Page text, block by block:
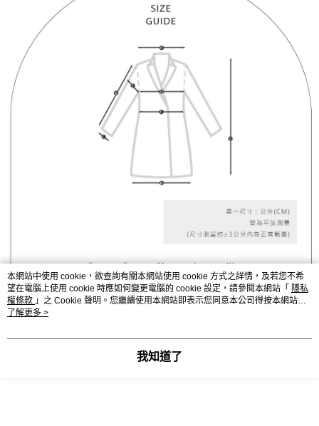
本網站中使用 cookie，欲查詢有關本網站使用 cookie 方式之詳情，及若您不希
望在電腦上使用 cookie 時應如何變更電腦的 cookie 設定，請參閱本網站「 隱私
權條款 」之 Cookie 聲明。您繼續使用本網站即表示您同意本公司得按本網站使
用條款之 Cookie 聲明使用 cookie。
了解更多 >
我知道了